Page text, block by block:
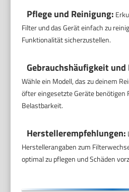
Pflege und Reinigung:
Filter und das Gerät einfach zu
Funktionalität sicherzustellen.
Gebrauchshäufigkeit
Wähle ein Modell, das zu deinem
öfter eingesetzte Geräte benötigen
Belastbarkeit.
Herstellerempfehlungen:
Herstellerangaben zum
optimal zu pflegen und Schäden